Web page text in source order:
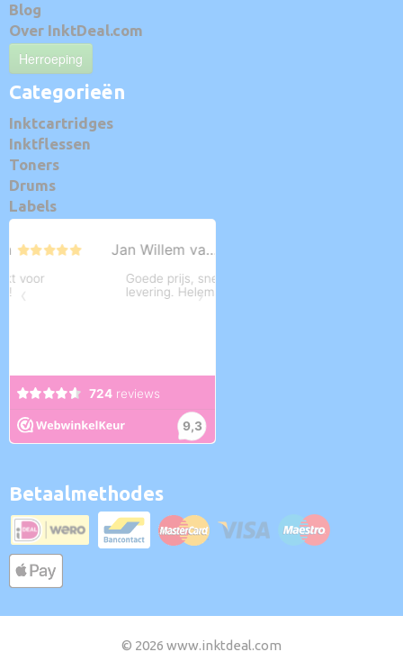
Blog
Over InktDeal.com
Herroeping
Categorieën
Inktcartridges
Inktflessen
Toners
Drums
Labels
Betaalmethodes
© 2026 www.inktdeal.com